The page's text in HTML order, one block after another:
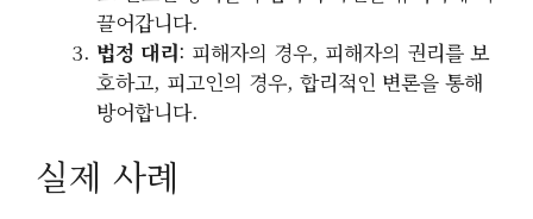
끌어갑니다.
법정 대리: 피해자의 경우, 피해자의 권리를 보
호하고, 피고인의 경우, 합리적인 변론을 통해
방어합니다.
실제 사례